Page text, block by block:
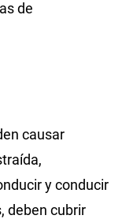
de
causar
y conducir
deben cubrir